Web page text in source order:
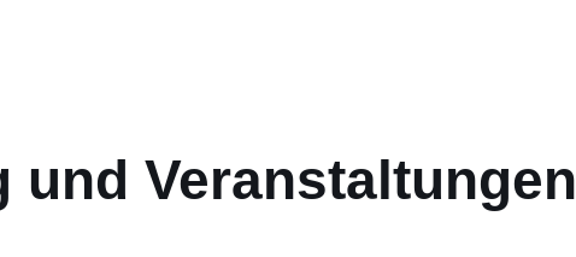
und Veranstaltungen